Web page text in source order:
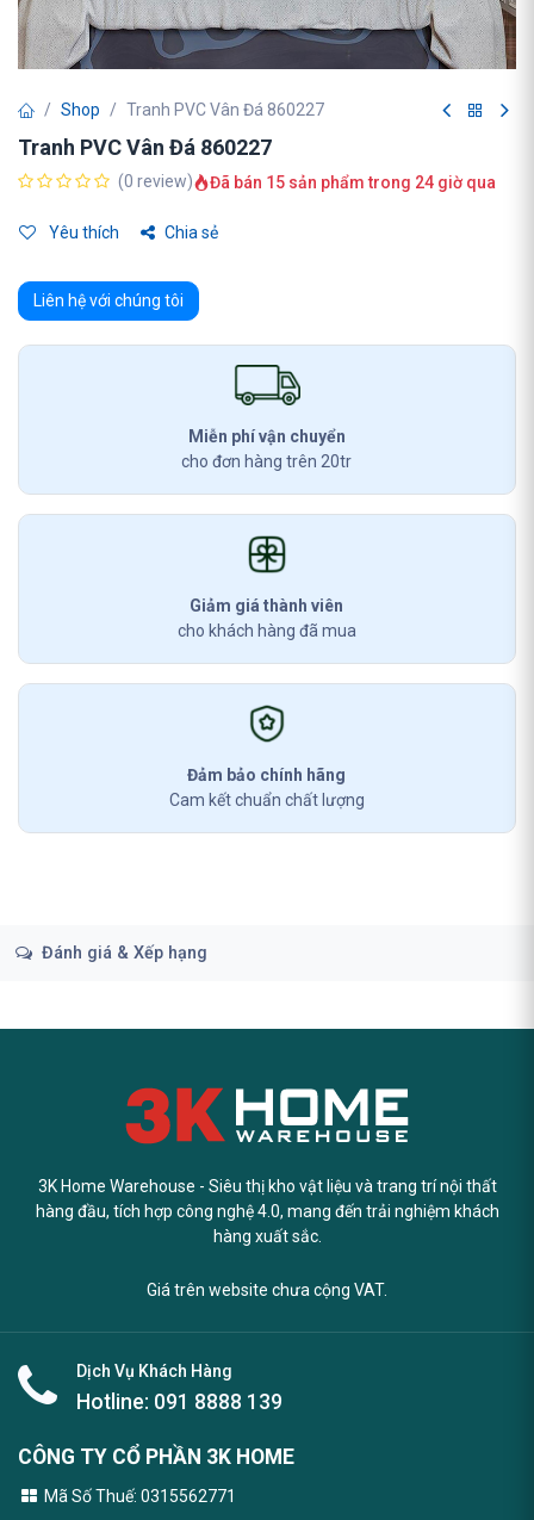
Shop Tranh PVC Vân Đá 860227
Tranh PVC Vân Đá 860227
(0 review) Đã bán 15 sản phẩm trong 24 giờ qua
Yêu thích Chia sẻ
Liên hệ với chúng tôi
Miễn phí vận chuyển
cho đơn hàng trên 20tr
Giảm giá thành viên
cho khách hàng đã mua
Đảm bảo chính hãng
Cam kết chuẩn chất lượng
Đánh giá & Xếp hạng
3K Home Warehouse - Siêu thị kho vật liệu và trang trí nội thất
hàng đầu, tích hợp công nghệ 4.0, mang đến trải nghiệm khách
hàng xuất sắc.
Giá trên website chưa cộng VAT.
Dịch Vụ Khách Hàng
Hotline: 091 8888 139
CÔNG TY CỔ PHẦN 3K HOME
Mã Số Thuế: 0315562771